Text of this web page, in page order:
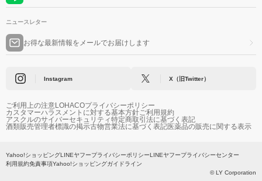
ニュースレター
お得な最新情報をメールでお届けします
Instagram X（旧Twitter）
ご利用上の注意LOHACOプライバシーポリシー
カスタマーハラスメントに対する基本方針ご利用規約
アスクルのサイバーセキュリティ特定商取引法に基づく表記
酒類販売管理者標識の掲示古物営業法に基づく表記医薬品の販売に関する表示
Yahoo!ショッピングLINEヤフープライバシーポリシーLINEヤフープライバシーセンター
利用規約免責事項Yahoo!ショッピングガイドライン
© LY Corporation